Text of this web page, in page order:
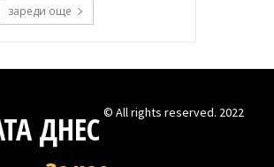
зареди още
ДНЕС © All rights reserved. 2022